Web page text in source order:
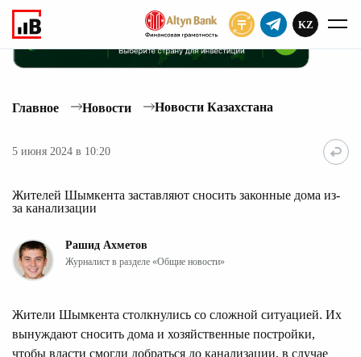
KZ
Главное Новости Новости Казахстана
5 июня 2024 в 10:20
Жителей Шымкента заставляют сносить законные дома из-
за канализации
Рашид Ахметов
Журналист в разделе «Общие новости»
Жители Шымкента столкнулись со сложной ситуацией. Их
вынуждают сносить дома и хозяйственные постройки,
чтобы власти смогли добраться до канализации, в случае